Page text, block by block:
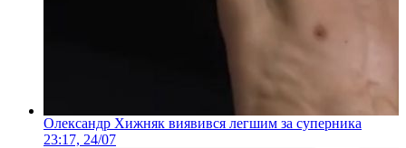
Олександр Хижняк виявився легшим за суперника
23:17, 24/07